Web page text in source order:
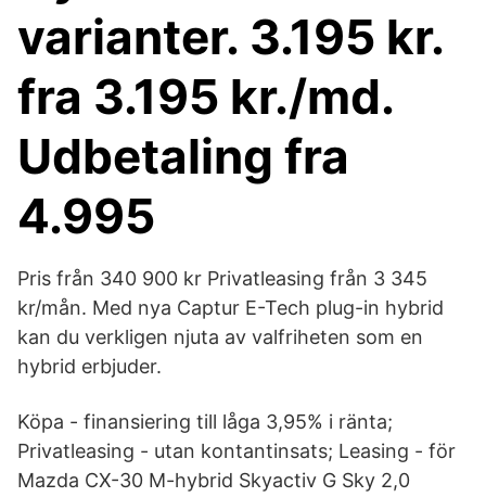
varianter. 3.195 kr.
fra 3.195 kr./md.
Udbetaling fra
4.995
Pris från 340 900 kr Privatleasing från 3 345
kr/mån. Med nya Captur E-Tech plug-in hybrid
kan du verkligen njuta av valfriheten som en
hybrid erbjuder.
Köpa - finansiering till låga 3,95% i ränta;
Privatleasing - utan kontantinsats; Leasing - för
Mazda CX-30 M-hybrid Skyactiv G Sky 2,0